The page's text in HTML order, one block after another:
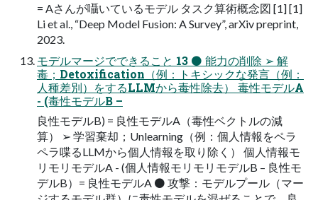
= Aさんが囁いているモデル タスク算術概念図 [1] [1]
Li et al., “Deep Model Fusion: A Survey”, arXiv preprint,
2023.
モデルマージでできること 13 ⚫ 能力の削除 ➢ 解
毒；Detoxification（例：トキシックな発言（例：
人種差別）をするLLMから毒性除去） 毒性モデルA
- (毒性モデルB –
良性モデルB) = 良性モデルA（毒性ベクトルの減
算） ➢ 学習棄却；Unlearning（例：個人情報をペラ
ペラ喋るLLMから個人情報を取り除く） 個人情報モ
リモリモデルA - (個人情報モリモリモデルB – 良性モ
デルB）= 良性モデルA ⚫ 攻撃：モデルプール（マー